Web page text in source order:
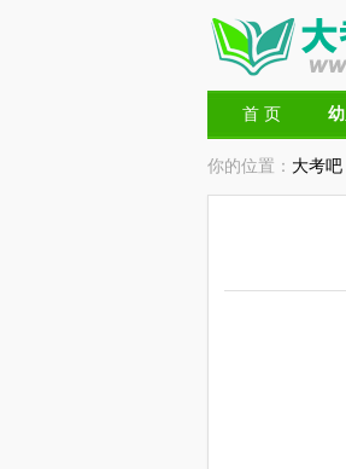
首 页
你的位置： 大考吧